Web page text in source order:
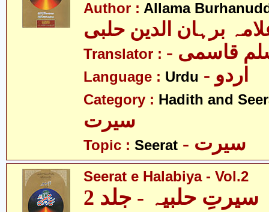
Author : Allama
برہان الدین حلبی
Translator : قاسمی
Language : Urdu - اردو
Category : Hadith and
سیرت
Topic : Seerat - سیرت
Seerat e Halabiya - Vol.2
سیرتِ حلبیہ - جلد 2